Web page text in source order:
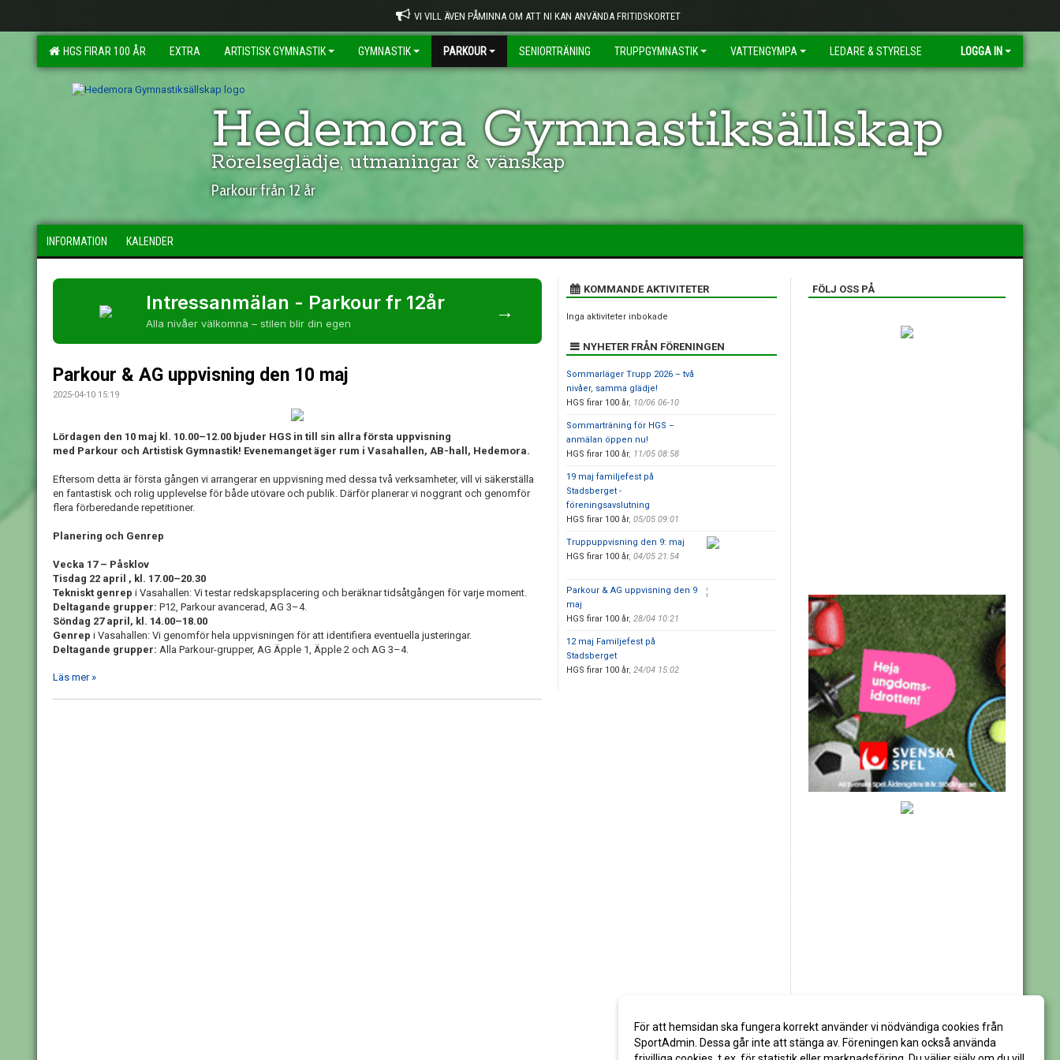
VI VILL ÄVEN PÅMINNA OM ATT NI KAN ANVÄNDA FRITIDSKORTET
HGS FIRAR 100 ÅR EXTRA ARTISTISK GYMNASTIK GYMNASTIK PARKOUR SENIORTRÄNING TRUPPGYMNASTIK VATTENGYMPA LEDARE & STYRELSE LOGGA IN
Hedemora Gymnastiksällskap
Rörelseglädje, utmaningar & vänskap
Parkour från 12 år
INFORMATION KALENDER
Intressanmälan - Parkour fr 12år
Alla nivåer välkomna – stilen blir din egen
→
Parkour & AG uppvisning den 10 maj
2025-04-10 15:19
Lördagen den 10 maj kl. 10.00–12.00 bjuder HGS in till sin allra första uppvisning
med Parkour och Artistisk Gymnastik! Evenemanget äger rum i Vasahallen, AB-hall, Hedemora.
Eftersom detta är första gången vi arrangerar en uppvisning med dessa två verksamheter, vill vi säkerställa
en fantastisk och rolig upplevelse för både utövare och publik. Därför planerar vi noggrant och genomför
flera förberedande repetitioner.
Planering och Genrep
Vecka 17 – Påsklov
Tisdag 22 april , kl. 17.00–20.30
Tekniskt genrep i Vasahallen: Vi testar redskapsplacering och beräknar tidsåtgången för varje moment.
Deltagande grupper: P12, Parkour avancerad, AG 3–4.
Söndag 27 april, kl. 14.00–18.00
Genrep i Vasahallen: Vi genomför hela uppvisningen för att identifiera eventuella justeringar.
Deltagande grupper: Alla Parkour-grupper, AG Äpple 1, Äpple 2 och AG 3–4.
Läs mer »
KOMMANDE AKTIVITETER
Inga aktiviteter inbokade
NYHETER FRÅN FÖRENINGEN
Sommarläger Trupp 2026 – två
nivåer, samma glädje!
HGS firar 100 år, 10/06 06-10
Sommarträning för HGS –
anmälan öppen nu!
HGS firar 100 år, 11/05 08:58
19 maj familjefest på
Stadsberget -
föreningsavslutning
HGS firar 100 år, 05/05 09:01
Truppuppvisning den 9: maj
HGS firar 100 år, 04/05 21:54
Parkour & AG uppvisning den 9
maj
HGS firar 100 år, 28/04 10:21
12 maj Familjefest på
Stadsberget
HGS firar 100 år, 24/04 15:02
FÖLJ OSS PÅ
För att hemsidan ska fungera korrekt använder vi nödvändiga cookies från
SportAdmin. Dessa går inte att stänga av. Föreningen kan också använda